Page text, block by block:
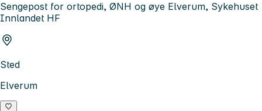
Sengepost for ortopedi, ØNH og øye Elverum, Sykehuset
Innlandet HF
Sted
Elverum